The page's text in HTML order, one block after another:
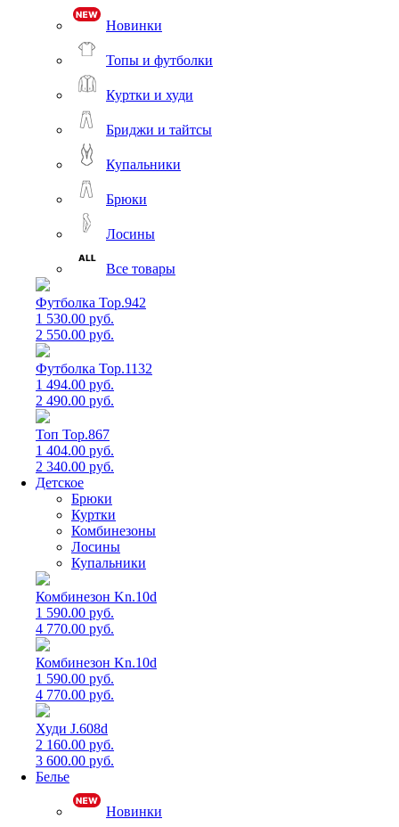
Новинки
Топы и футболки
Куртки и худи
Бриджи и тайтсы
Купальники
Брюки
Лосины
Все товары
Футболка Top.942
1 530.00 руб.
2 550.00 руб.
Футболка Top.1132
1 494.00 руб.
2 490.00 руб.
Топ Top.867
1 404.00 руб.
2 340.00 руб.
Детское
Брюки
Куртки
Комбинезоны
Лосины
Купальники
Комбинезон Kn.10d
1 590.00 руб.
4 770.00 руб.
Комбинезон Kn.10d
1 590.00 руб.
4 770.00 руб.
Худи J.608d
2 160.00 руб.
3 600.00 руб.
Белье
Новинки